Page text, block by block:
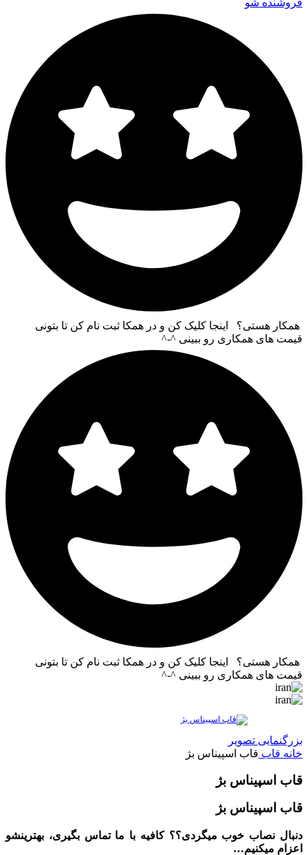
فروشنده شو
همکار هستی؟ اینجا کلیک کن و در همکا ثبت نام کن تا بتونی
قیمت های همکاری رو ببینی ^-^
همکار هستی؟ اینجا کلیک کن و در همکا ثبت نام کن تا بتونی
قیمت های همکاری رو ببینی ^-^
بزرگنمایی تصویر
خانه قاب قاب اسپیناس بژ
قاب اسپیناس بژ
قاب اسپیناس بژ
دنبال نصاب خوب میگردی؟؟ کافیه با ما تماس بگیری، بهترینشو
اعزام میکنیم…